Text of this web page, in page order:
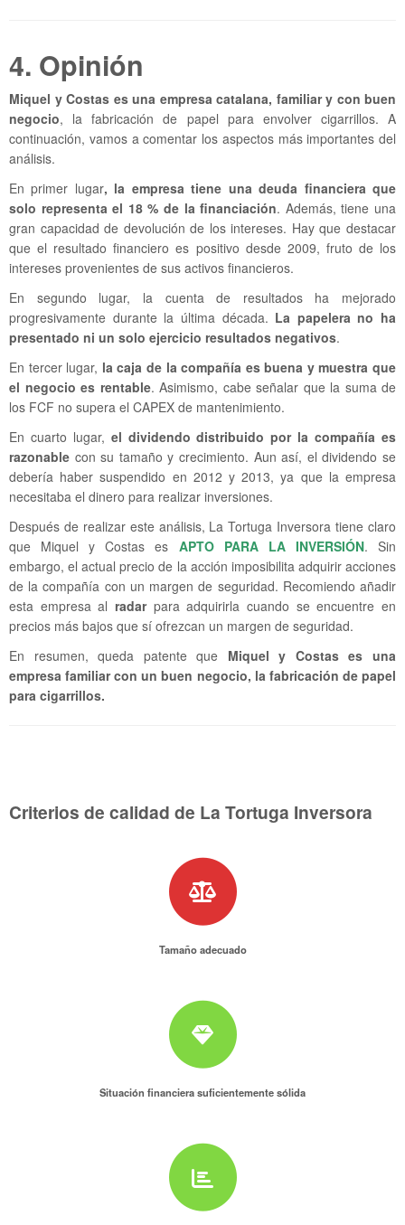
4. Opinión
Miquel y Costas es una empresa catalana, familiar y con buen
negocio, la fabricación de papel para envolver cigarrillos. A
continuación, vamos a comentar los aspectos más importantes del
análisis.
En primer lugar, la empresa tiene una deuda financiera que
solo representa el 18 % de la financiación. Además, tiene una
gran capacidad de devolución de los intereses. Hay que destacar
que el resultado financiero es positivo desde 2009, fruto de los
intereses provenientes de sus activos financieros.
En segundo lugar, la cuenta de resultados ha mejorado
progresivamente durante la última década. La papelera no ha
presentado ni un solo ejercicio resultados negativos.
En tercer lugar, la caja de la compañía es buena y muestra que
el negocio es rentable. Asimismo, cabe señalar que la suma de
los FCF no supera el CAPEX de mantenimiento.
En cuarto lugar, el dividendo distribuido por la compañía es
razonable con su tamaño y crecimiento. Aun así, el dividendo se
debería haber suspendido en 2012 y 2013, ya que la empresa
necesitaba el dinero para realizar inversiones.
Después de realizar este análisis, La Tortuga Inversora tiene claro
que Miquel y Costas es APTO PARA LA INVERSIÓN. Sin
embargo, el actual precio de la acción imposibilita adquirir acciones
de la compañía con un margen de seguridad. Recomiendo añadir
esta empresa al radarpara adquirirla cuando se encuentre en
precios más bajos que sí ofrezcan un margen de seguridad.
En resumen, queda patente que Miquel y Costas es una
empresa familiar con un buen negocio, la fabricación de papel
para cigarrillos.
Criterios de calidad de La Tortuga Inversora
Tamaño adecuado
Situación financiera suficientemente sólida